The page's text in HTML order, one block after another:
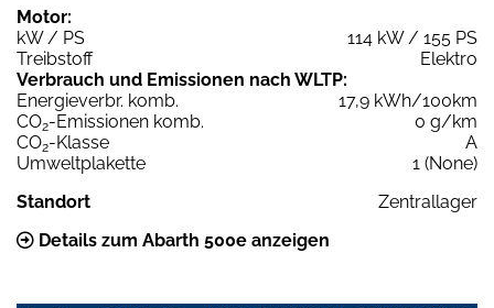
Motor:
kW / PS
114 kW / 155 PS
Treibstoff
Elektro
Verbrauch und Emissionen nach WLTP:
Energieverbr. komb.
17,9 kWh/100km
CO2-Emissionen komb.
0 g/km
CO2-Klasse
A
Umweltplakette
1 (None)
Standort
Zentrallager
Details zum Abarth 500e anzeigen